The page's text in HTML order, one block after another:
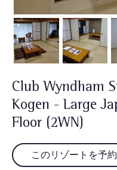
Club Wyndham
Kogen - Large
Floor (2WN)
このリゾートを予約